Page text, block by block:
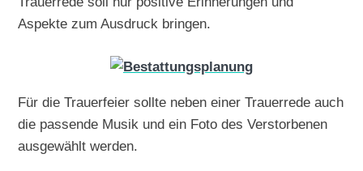
Aspekte zum Ausdruck bringen.
Für die Trauerfeier sollte neben einer Trauerrede auch
die passende Musik und ein Foto des Verstorbenen
ausgewählt werden.